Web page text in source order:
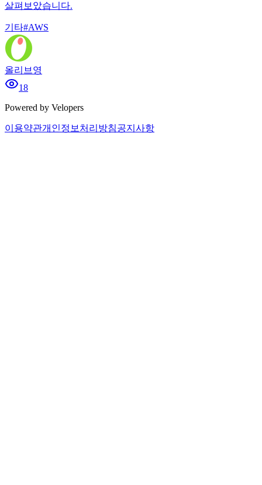
살펴보았습니다.
기타#AWS
올리브영
18
Powered by Velopers
이용약관개인정보처리방침공지사항